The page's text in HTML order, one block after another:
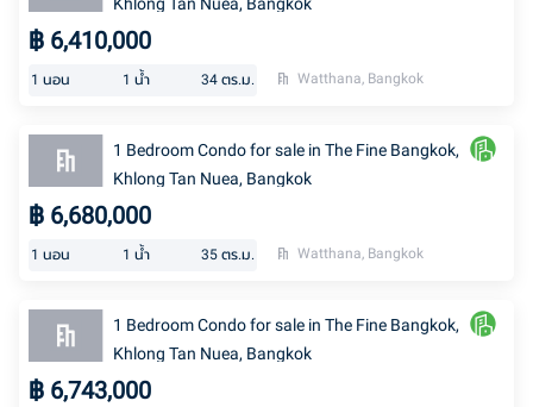
฿ 6,410,000
1 นอน 1 น้ำ 34 ตร.ม. Watthana, Bangkok
1 Bedroom Condo for sale in The Fine Bangkok,
Khlong Tan Nuea, Bangkok
฿ 6,680,000
1 นอน 1 น้ำ 35 ตร.ม. Watthana, Bangkok
1 Bedroom Condo for sale in The Fine Bangkok,
Khlong Tan Nuea, Bangkok
฿ 6,743,000